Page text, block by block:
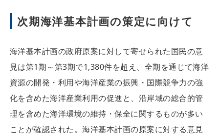
次期海洋基本計画の策定に向けて
海洋基本計画の政府原案に対して寄せられた国民の意
見は第1期～第3期で1,380件を超え、全期を通じて海洋
資源の開発・利用や海洋産業の振興・国際競争力の強
化を含めた海洋産業利用の促進と、沿岸域の総合的管
理を含めた海洋環境の維持・保全に関するものが多い
ことが確認された。海洋基本計画の原案に対する意見